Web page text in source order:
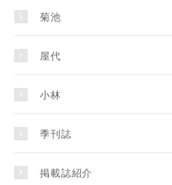
菊池
屋代
小林
季刊誌
掲載誌紹介